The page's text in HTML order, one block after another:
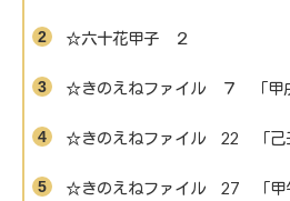
☆六十花甲子 ２
☆きのえねファイル ７ 「甲
☆きのえねファイル 22 「己
☆きのえねファイル 27 「